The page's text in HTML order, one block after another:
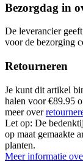
Bezorgdag in
De leverancier
voor de bezorging
Retourneren
Je kunt dit artikel
halen voor €89.95
meer over
Let op: De
op maat gemaakte
planten.
Meer informatie